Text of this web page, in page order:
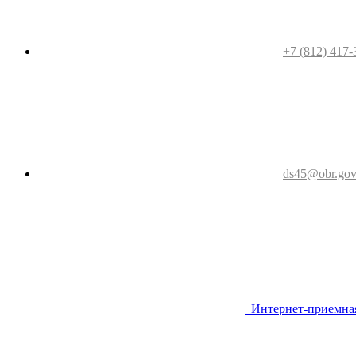
+7 (812) 417-
Интернет-